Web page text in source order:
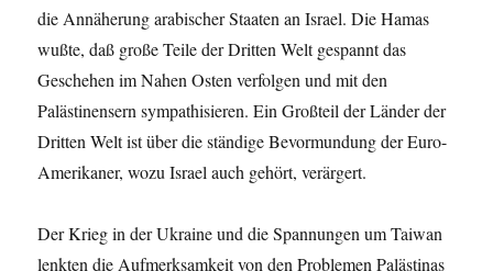
die Annäherung arabischer Staaten an Israel. Die Hamas
wußte, daß große Teile der Dritten Welt gespannt das
Geschehen im Nahen Osten verfolgen und mit den
Palästinensern sympathisieren. Ein Großteil der Länder der
Dritten Welt ist über die ständige Bevormundung der Euro-
Amerikaner, wozu Israel auch gehört, verärgert.
Der Krieg in der Ukraine und die Spannungen um Taiwan
lenkten die Aufmerksamkeit von den Problemen Palästinas